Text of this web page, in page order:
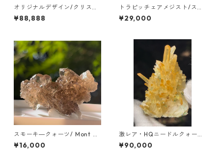
オリジナルデザイン/クリスタ
ルサンキャッチャー加工/ご案
内
¥88,888
トラピッチェアメジスト/スラ
イス ブラジル/アマゾン
¥29,000
スモーキ―クォーツ/ Mont Bl
ank Massif Chamonix/ツー
ソン
¥16,000
激レア・HQニードルクォーツ
ゴールデンオーラ /イタリア
Aosta Valley
¥90,000